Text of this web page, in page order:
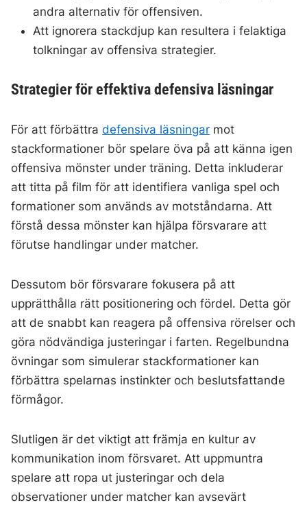
andra alternativ för offensiven.
Att ignorera stackdjup kan resultera i felaktiga
tolkningar av offensiva strategier.
Strategier för effektiva defensiva läsningar
För att förbättradefensiva läsningar mot
stackformationer bör spelare öva på att känna igen
offensiva mönster under träning. Detta inkluderar
att titta på film för att identifiera vanliga spel och
formationer som används av motståndarna. Att
förstå dessa mönster kan hjälpa försvarare att
förutse handlingar under matcher.
Dessutom bör försvarare fokusera på att
upprätthålla rätt positionering och fördel. Detta gör
att de snabbt kan reagera på offensiva rörelser och
göra nödvändiga justeringar i farten. Regelbundna
övningar som simulerar stackformationer kan
förbättra spelarnas instinkter och beslutsfattande
förmågor.
Slutligen är det viktigt att främja en kultur av
kommunikation inom försvaret. Att uppmuntra
spelare att ropa ut justeringar och dela
observationer under matcher kan avsevärt